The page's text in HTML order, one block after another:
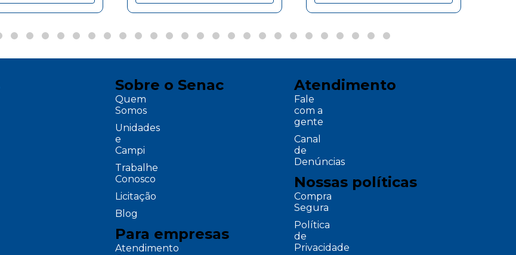
Sobre o Senac
Quem
Somos
Unidades
e
Campi
Trabalhe
Conosco
Licitação
Blog
Para empresas
Atendimento
Atendimento
Fale
com a
gente
Canal
de
Denúncias
Nossas políticas
Compra
Segura
Política
de
Privacidade